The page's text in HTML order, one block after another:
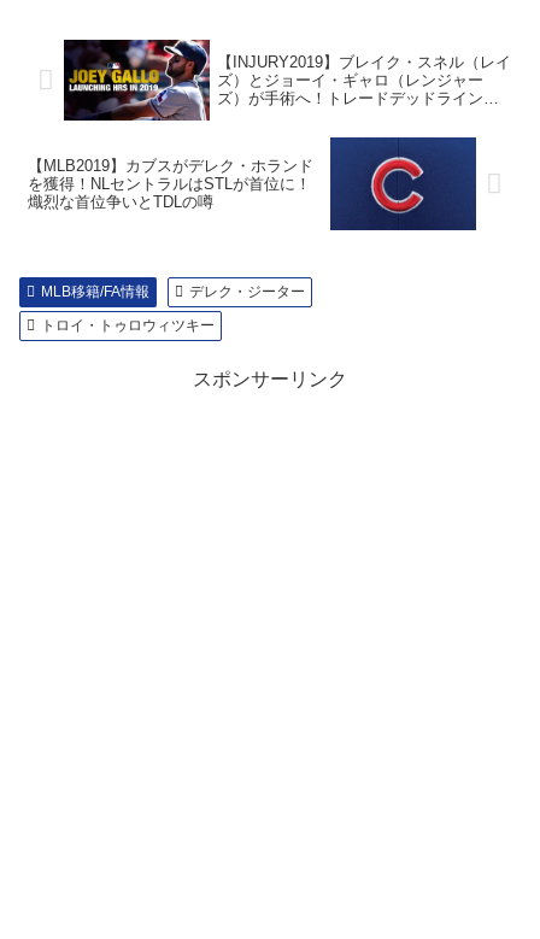
【INJURY2019】ブレイク・スネル（レイ
ズ）とジョーイ・ギャロ（レンジャー
ズ）が手術へ！トレードデッドラインへ
【MLB2019】カブスがデレク・ホランド
を獲得！NLセントラルはSTLが首位に！
熾烈な首位争いとTDLの噂
MLB移籍/FA情報
デレク・ジーター
トロイ・トゥロウィツキー
スポンサーリンク